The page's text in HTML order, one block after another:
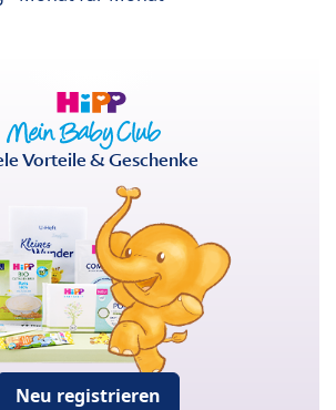
Vorteile & Geschenke
Neu registrieren